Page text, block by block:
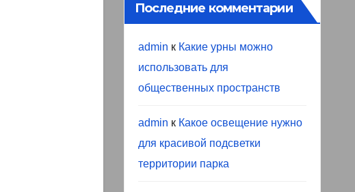
Последние комментарии
admin к Какие урны можно
использовать для
общественных пространств
admin к Какое освещение нужно
для красивой подсветки
территории парка